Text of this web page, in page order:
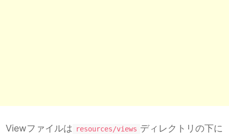
Viewファイルは resources/views ディレクトリの下に